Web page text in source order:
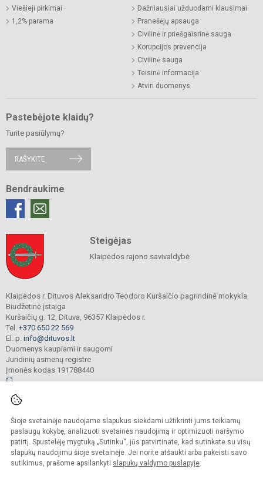
Šioje svetainėje naudojame slapukus siekdami užtikrinti jums teikiamų
paslaugų kokybę, analizuoti svetainės naudojimą ir optimizuoti naršymo
patirtį. Spustelėję mygtuką „Sutinku“, jūs patvirtinate, kad sutinkate su visų
slapukų naudojimu šioje svetainėje. Jei norite atšaukti arba pakeisti savo
sutikimus, prašome apsilankyti slapukų valdymo puslapyje.
Viešieji pirkimai
1,2% parama
Dažniausiai užduodami klausimai
Pranešėjų apsauga
Civilinė ir priešgaisrinė sauga
Korupcijos prevencija
Civilinė sauga
Teisinė informacija
Atviri duomenys
Pastebėjote klaidų?
Turite pasiūlymų?
RAŠYKITE
Bendraukime
Steigėjas
Klaipėdos rajono savivaldybė
Klaipėdos r. Dituvos Aleksandro Teodoro Kuršaičio pagrindinė mokykla
Biudžetinė įstaiga
Kuršaičių g. 12, Dituva, 96357 Klaipėdos r.
Tel. +370 650 22 569
El. p. info@dituvos.lt
Duomenys kaupiami ir saugomi
Juridinių asmenų registre
Įmonės kodas 191788440
Visos teisės saugomos. Kopijuoti turinį be raštiško įstaigos administracijos
sutikimo griežtai draudžiama.
Prieinamumo paraiška Slapukų politika
Sumanus būdas atnaujinti